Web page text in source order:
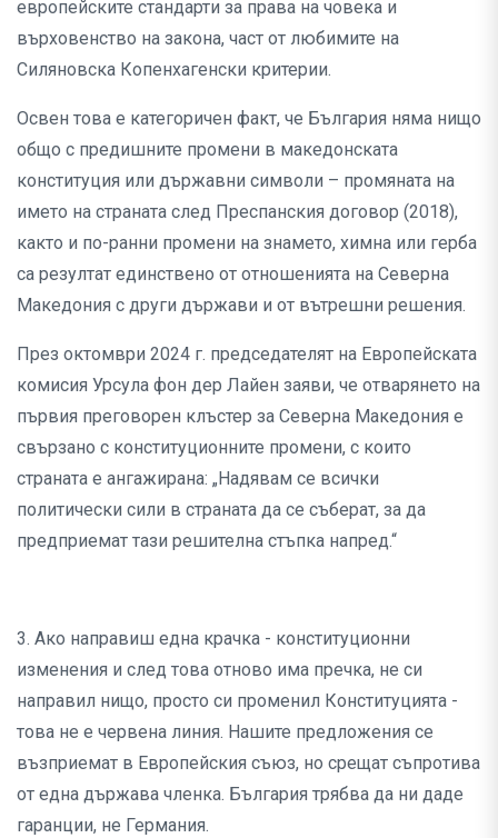
европейските стандарти за права на човека и
върховенство на закона, част от любимите на
Силяновска Копенхагенски критерии.
Освен това е категоричен факт, че България няма нищо
общо с предишните промени в македонската
конституция или държавни символи – промяната на
името на страната след Преспанския договор (2018),
както и по-ранни промени на знамето, химна или герба
са резултат единствено от отношенията на Северна
Македония с други държави и от вътрешни решения.
През октомври 2024 г. председателят на Европейската
комисия Урсула фон дер Лайен заяви, че отварянето на
първия преговорен клъстер за Северна Македония е
свързано с конституционните промени, с които
страната е ангажирана: „Надявам се всички
политически сили в страната да се съберат, за да
предприемат тази решителна стъпка напред.“
3. Ако направиш една крачка - конституционни
изменения и след това отново има пречка, не си
направил нищо, просто си променил Конституцията -
това не е червена линия. Нашите предложения се
възприемат в Европейския съюз, но срещат съпротива
от една държава членка. България трябва да ни даде
гаранции, не Германия.